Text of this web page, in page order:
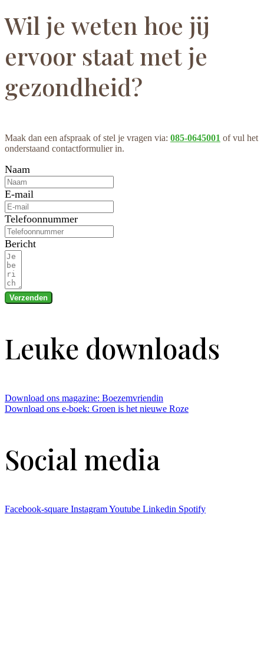
Wil je weten hoe jij
ervoor staat met je
gezondheid?
Maak dan een afspraak of stel je vragen via: 085-0645001 of vul het
onderstaand contactformulier in.
Naam
E-mail
Telefoonnummer
Bericht
Verzenden
Leuke downloads
Download ons magazine: Boezemvriendin
Download ons e-boek: Groen is het nieuwe Roze
Social media
Facebook-square InstagramYoutube Linkedin Spotify